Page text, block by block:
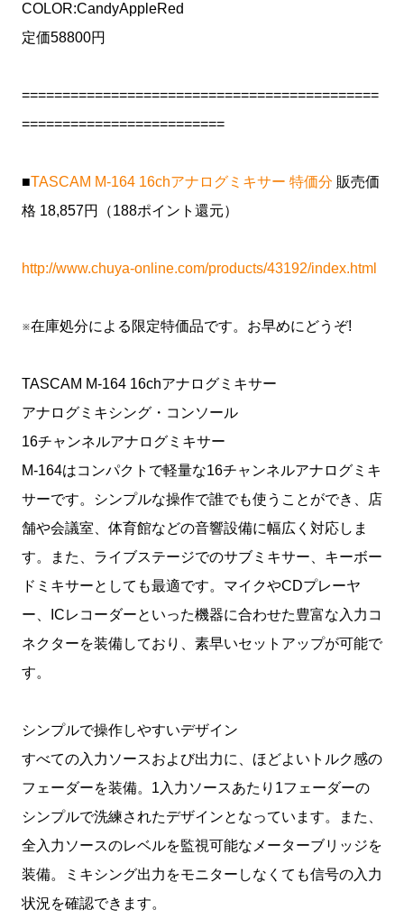
COLOR:CandyAppleRed
定価58800円
============================================
=========================
■TASCAM M-164 16chアナログミキサー 特価分 販売価
格 18,857円（188ポイント還元）
http://www.chuya-online.com/products/43192/index.html
※在庫処分による限定特価品です。お早めにどうぞ!
TASCAM M-164 16chアナログミキサー
アナログミキシング・コンソール
16チャンネルアナログミキサー
M-164はコンパクトで軽量な16チャンネルアナログミキ
サーです。シンプルな操作で誰でも使うことができ、店
舗や会議室、体育館などの音響設備に幅広く対応しま
す。また、ライブステージでのサブミキサー、キーボー
ドミキサーとしても最適です。マイクやCDプレーヤ
ー、ICレコーダーといった機器に合わせた豊富な入力コ
ネクターを装備しており、素早いセットアップが可能で
す。
シンプルで操作しやすいデザイン
すべての入力ソースおよび出力に、ほどよいトルク感の
フェーダーを装備。1入力ソースあたり1フェーダーの
シンプルで洗練されたデザインとなっています。また、
全入力ソースのレベルを監視可能なメーターブリッジを
装備。ミキシング出力をモニターしなくても信号の入力
状況を確認できます。